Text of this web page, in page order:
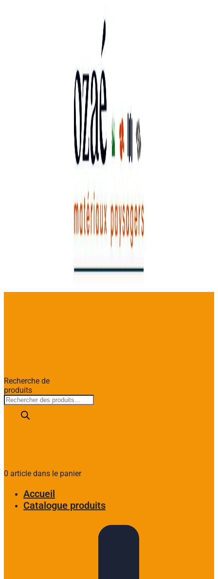
Recherche de
produits
0 article dans le panier
Accueil
Catalogue produits